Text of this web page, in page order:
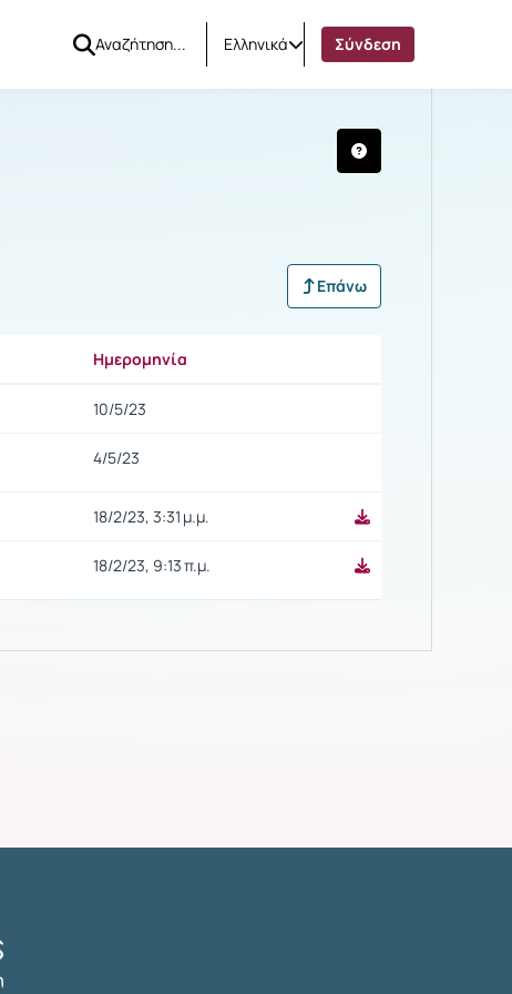
Ελληνικά Σύνδεση
Επάνω
Ημερομηνία
10/5/23
4/5/23
18/2/23, 3:31 μ.μ.
18/2/23, 9:13 π.μ.